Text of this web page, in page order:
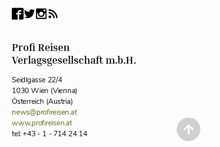
Profi Reisen
Verlagsgesellschaft m.b.H.
Seidlgasse 22/4
1030 Wien (Vienna)
Österreich (Austria)
news@profireisen.at
www.profireisen.at
tel: +43 - 1 - 714 24 14